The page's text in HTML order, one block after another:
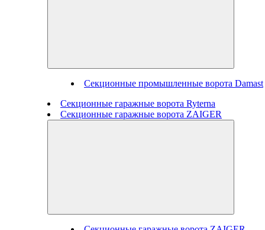
Секционные промышленные ворота Damast
Секционные гаражные ворота Ryterna
Секционные гаражные ворота ZAIGER